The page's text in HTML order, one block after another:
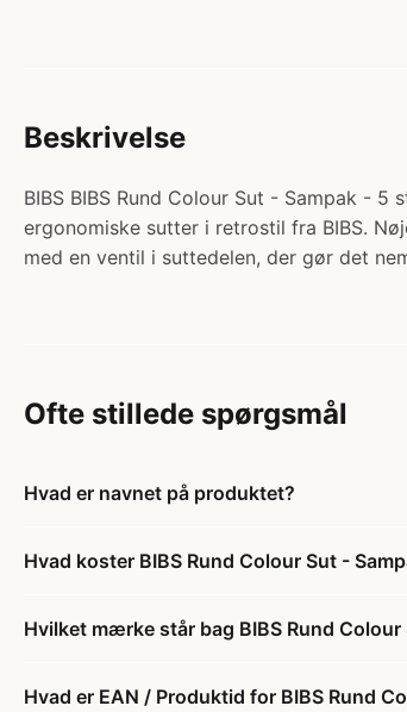
Beskrivelse
BIBS BIBS Rund Colour Sut - Sampak -
ergonomiske sutter i retrostil fra BIBS.
med en ventil i suttedelen, der gør det
Ofte stillede spørgsmål
Hvad er navnet på produktet?
Hvad koster BIBS Rund Colour Sut -
Hvilket mærke står bag BIBS Rund
Hvad er EAN / Produktid for BIBS Rund